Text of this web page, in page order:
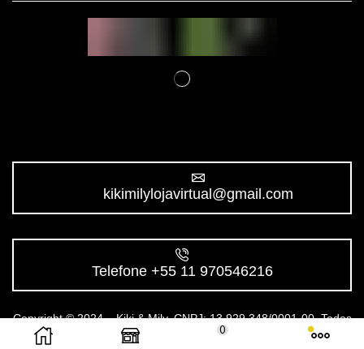
0
kikimilylojavirtual@gmail.com
Telefone +55 11 970546216
Copyright © 2024 – Kiki & Mily. CNPJ: 13.929.348/0001-00. Todos
os direitos reservados.